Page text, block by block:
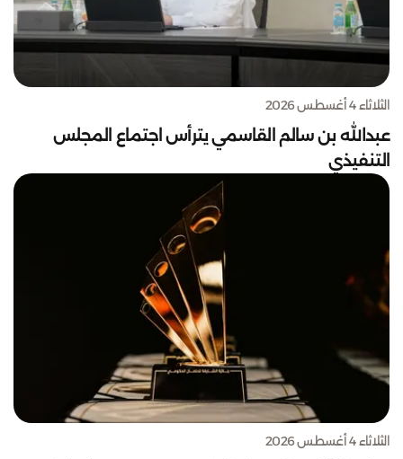
الثلاثاء 4 أغسطس 2026
عبدالله بن سالم القاسمي يترأس اجتماع المجلس
التنفيذي
الثلاثاء 4 أغسطس 2026